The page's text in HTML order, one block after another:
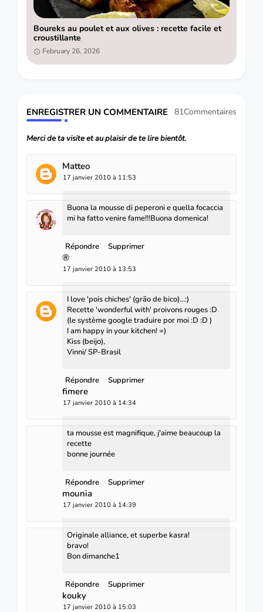
Boureks au poulet et aux olives : recette facile et
croustillante
February 26, 2026
ENREGISTRER UN COMMENTAIRE 81Commentaires
Merci de ta visite et au plaisir de te lire bientôt.
Matteo
17 janvier 2010 à 11:53
Buona la mousse di peperoni e quella focaccia
mi ha fatto venire fame!!!Buona domenica!
Répondre Supprimer
®
17 janvier 2010 à 13:53
I love 'pois chiches' (grão de bico)...:)
Recette 'wonderful with' proivons rouges :D
(le système google traduire por moi :D :D )
I am happy in your kitchen! =)
Kiss (beijo),
Vinni/ SP-Brasil
Répondre Supprimer
fimere
17 janvier 2010 à 14:34
ta mousse est magnifique, j'aime beaucoup la
recette
bonne journée
Répondre Supprimer
mounia
17 janvier 2010 à 14:39
Originale alliance, et superbe kasra!
bravo!
Bon dimanche1
Répondre Supprimer
kouky
17 janvier 2010 à 15:03